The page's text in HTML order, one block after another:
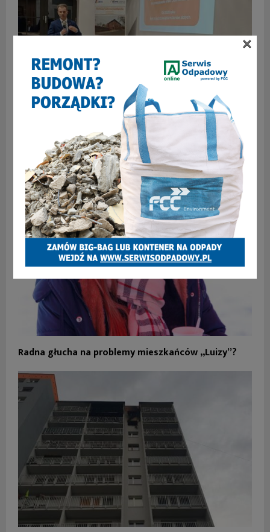
Czy sekretarz miasta namawia do łamania prawa
podczas referendum?
Radna głucha na problemy mieszkańców „Luizy”?
×